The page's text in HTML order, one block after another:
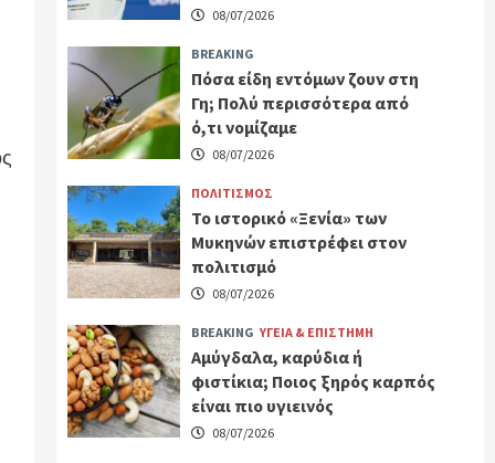
08/07/2026
BREAKING
Πόσα είδη εντόμων ζουν στη
Γη; Πολύ περισσότερα από
ό,τι νομίζαμε
08/07/2026
ΠΟΛΙΤΙΣΜΟΣ
Το ιστορικό «Ξενία» των
Μυκηνών επιστρέφει στον
πολιτισμό
08/07/2026
BREAKING ΥΓΕΙΑ & ΕΠΙΣΤΗΜΗ
Αμύγδαλα, καρύδια ή
φιστίκια; Ποιος ξηρός καρπός
είναι πιο υγιεινός
08/07/2026